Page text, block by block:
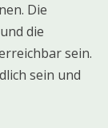
Die
die
sein.
sein und